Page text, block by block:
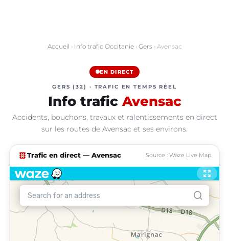
Accueil › Info trafic Occitanie› Gers› Avensac
EN DIRECT
GERS (32) · TRAFIC EN TEMPS RÉEL
Info trafic Avensac
Accidents, bouchons, travaux et ralentissements en direct
sur les routes de Avensac et ses environs.
traffic Trafic en direct — Avensac Source : Waze Live Map